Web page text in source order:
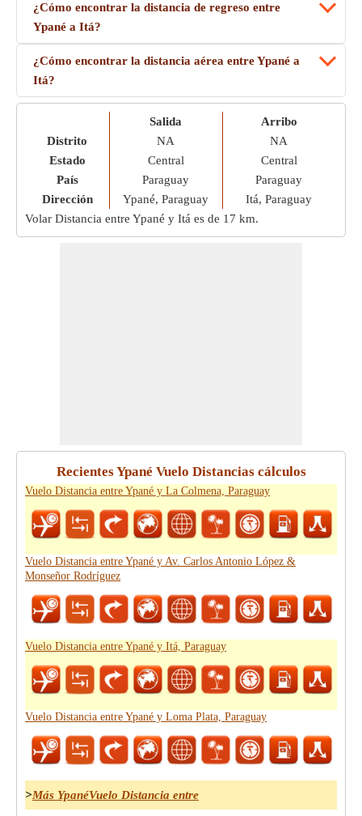
¿Cómo encontrar la distancia de regreso entre
Ypané a Itá?
¿Cómo encontrar la distancia aérea entre Ypané a
Itá?
Distrito
Estado
País
Dirección
Salida
NA
Central
Paraguay
Ypané, Paraguay
Arribo
NA
Central
Paraguay
Itá, Paraguay
Volar Distancia entre Ypané y Itá es de 17 km.
Recientes Ypané Vuelo Distancias cálculos
Vuelo Distancia entre Ypané y La Colmena, Paraguay
Vuelo Distancia entre Ypané y Av. Carlos Antonio López &
Monseñor Rodríguez
Vuelo Distancia entre Ypané y Itá, Paraguay
Vuelo Distancia entre Ypané y Loma Plata, Paraguay
>Más YpanéVuelo Distancia entre